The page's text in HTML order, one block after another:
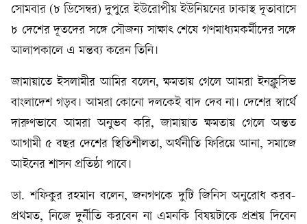
সোমবার (৮ ডিসেম্বর) দুপুরে ইউরোপীয় ইউনিয়নের ঢাকাস্থ দূতাবাসে
৮ দেশের দূতদের সঙ্গে সৌজন্য সাক্ষাৎ শেষে গণমাধ্যমকর্মীদের সঙ্গে
আলাপকালে এ মন্তব্য করেন তিনি।
জামায়াতে ইসলামীর আমির বলেন, ক্ষমতায় গেলে আমরা ইনক্লুসিভ
বাংলাদেশ গড়ব। আমরা কোনো দলকেই বাদ দেব না। দেশের স্বার্থে
দারুণভাবে আমরা অনুভব করি, জামায়াত ক্ষমতায় গেলে অন্তত
আগামী ৫ বছর দেশের স্থিতিশীলতা, অর্থনীতি ফিরিয়ে আনা, সমাজে
আইনের শাসন প্রতিষ্ঠা পাবে।
ডা. শফিকুর রহমান বলেন, জনগণকে দুটি জিনিস অনুরোধ করব-
প্রথমত, নিজে দুর্নীতি করবেন না এমনকি বিষয়টাকে প্রশ্রয় দিবেন